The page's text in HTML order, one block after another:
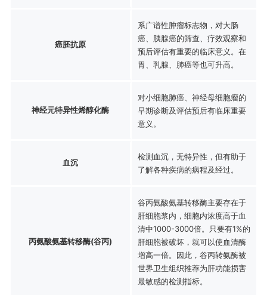
癌胚抗原
系广谱性肿瘤标志物，对大肠
癌、胰腺癌的筛查、疗效观察和
预后评估有重要的临床意义。在
胃、乳腺、肺癌等也可升高。
神经元特异性烯醇化酶
对小细胞肺癌、神经母细胞瘤的
早期诊断及评估预后有临床重要
意义。
血沉
检测血沉，无特异性，但有助于
了解各种疾病的病程及经过。
丙氨酸氨基转移酶(谷丙)
谷丙氨酸氨基转移酶主要存在于
肝细胞浆内，细胞内浓度高于血
清中1000-3000倍。只要有1%的
肝细胞被破坏，就可以使血清酶
增高一倍。因此，谷丙转氨酶被
世界卫生组织推荐为肝功能损害
最敏感的检测指标。